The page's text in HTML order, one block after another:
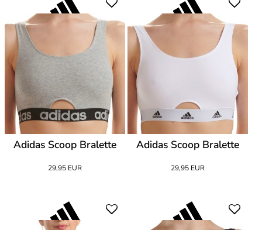
Adidas Scoop Bralette
29,95 EUR
Adidas Scoop Bralette
29,95 EUR